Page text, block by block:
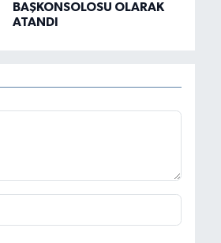
BAŞKONSOLOSU OLARAK
ATANDI